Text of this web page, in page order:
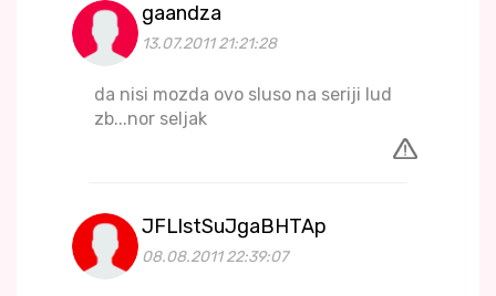
gaandza
13.07.2011 21:21:28
da nisi mozda ovo sluso na seriji lud
zb...nor seljak
JFLlstSuJgaBHTAp
08.08.2011 22:39:07